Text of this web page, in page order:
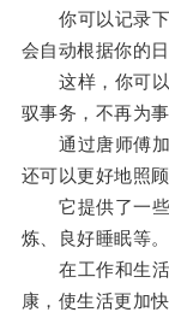
你可以记录下
会自动根据你的
这样，你可以
驭事务，不再为
通过唐师傅加
还可以更好地照
它提供了一些
炼、良好睡眠等。
在工作和生活
康，使生活更加快